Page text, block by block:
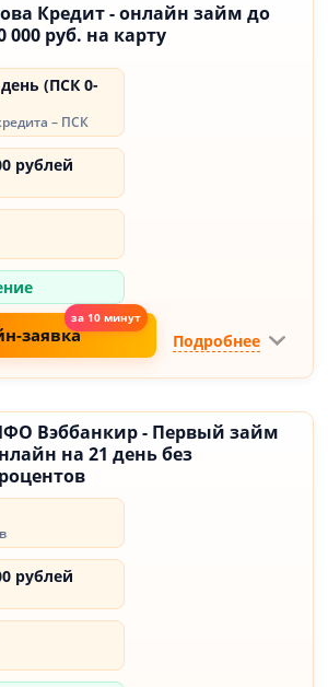
Кредит - онлайн займ до
000 руб. на карту
(ПСК 0-
– ПСК
рублей
заявка Подробнее
Вэббанкир - Первый займ
на 21 день без
рублей